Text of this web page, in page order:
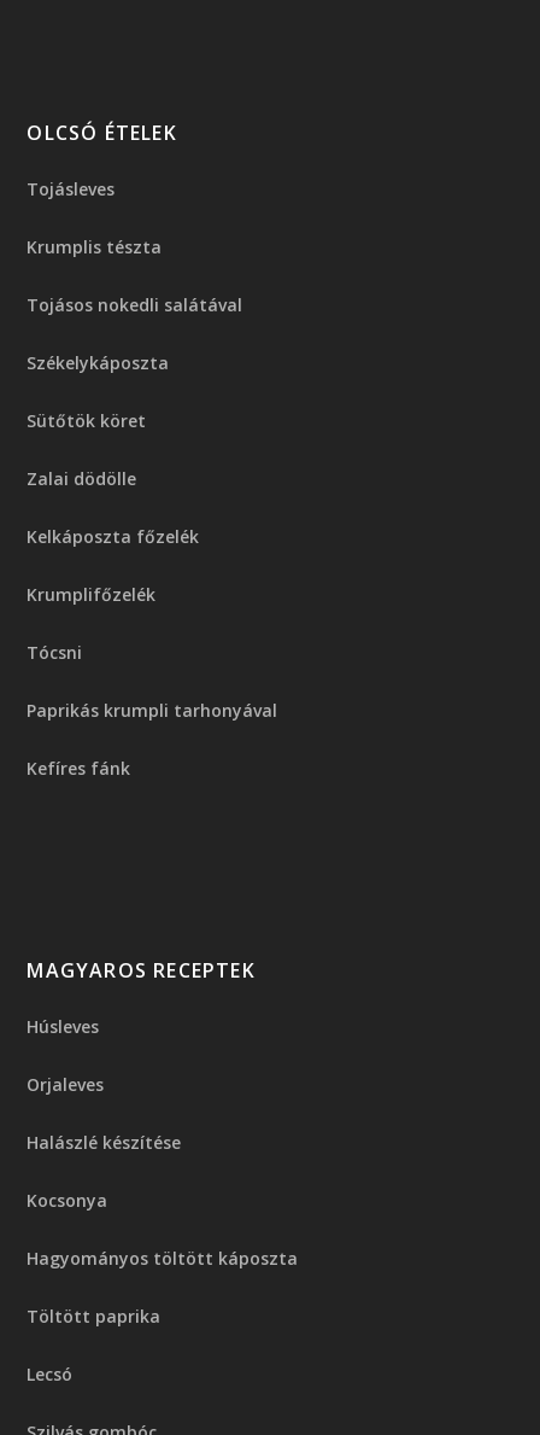
OLCSÓ ÉTELEK
Tojásleves
Krumplis tészta
Tojásos nokedli salátával
Székelykáposzta
Sütőtök köret
Zalai dödölle
Kelkáposzta főzelék
Krumplifőzelék
Tócsni
Paprikás krumpli tarhonyával
Kefíres fánk
MAGYAROS RECEPTEK
Húsleves
Orjaleves
Halászlé készítése
Kocsonya
Hagyományos töltött káposzta
Töltött paprika
Lecsó